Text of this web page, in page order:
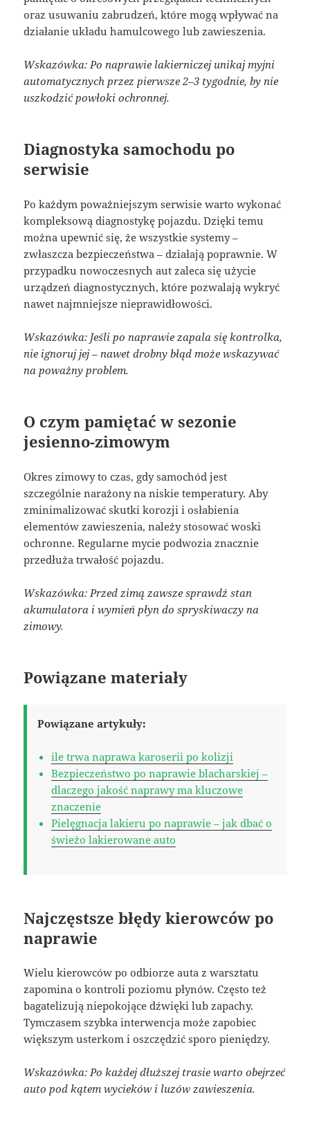
oraz usuwaniu zabrudzeń, które mogą wpływać na
działanie układu hamulcowego lub zawieszenia.
Wskazówka: Po naprawie lakierniczej unikaj myjni
automatycznych przez pierwsze 2–3 tygodnie, by nie
uszkodzić powłoki ochronnej.
Diagnostyka samochodu po
serwisie
Po każdym poważniejszym serwisie warto wykonać
kompleksową diagnostykę pojazdu. Dzięki temu
można upewnić się, że wszystkie systemy –
zwłaszcza bezpieczeństwa – działają poprawnie. W
przypadku nowoczesnych aut zaleca się użycie
urządzeń diagnostycznych, które pozwalają wykryć
nawet najmniejsze nieprawidłowości.
Wskazówka: Jeśli po naprawie zapala się kontrolka,
nie ignoruj jej – nawet drobny błąd może wskazywać
na poważny problem.
O czym pamiętać w sezonie
jesienno-zimowym
Okres zimowy to czas, gdy samochód jest
szczególnie narażony na niskie temperatury. Aby
zminimalizować skutki korozji i osłabienia
elementów zawieszenia, należy stosować woski
ochronne. Regularne mycie podwozia znacznie
przedłuża trwałość pojazdu.
Wskazówka: Przed zimą zawsze sprawdź stan
akumulatora i wymień płyn do spryskiwaczy na
zimowy.
Powiązane materiały
Powiązane artykuły:
ile trwa naprawa karoserii po kolizji
Bezpieczeństwo po naprawie blacharskiej –
dlaczego jakość naprawy ma kluczowe
znaczenie
Pielęgnacja lakieru po naprawie – jak dbać o
świeżo lakierowane auto
Najczęstsze błędy kierowców po
naprawie
Wielu kierowców po odbiorze auta z warsztatu
zapomina o kontroli poziomu płynów. Często też
bagatelizują niepokojące dźwięki lub zapachy.
Tymczasem szybka interwencja może zapobiec
większym usterkom i oszczędzić sporo pieniędzy.
Wskazówka: Po każdej dłuższej trasie warto obejrzeć
auto pod kątem wycieków i luzów zawieszenia.